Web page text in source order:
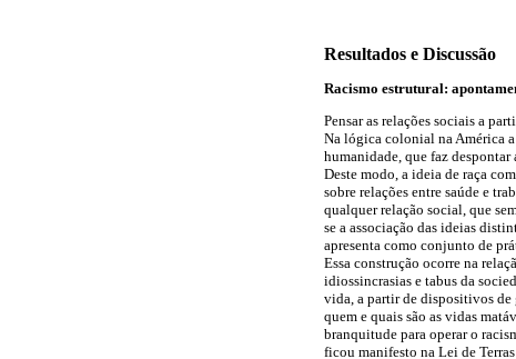
Resultados e Discussão
Racismo estrutural:
Pensar as relações sociais a
Na lógica colonial na América
humanidade, que faz
Deste modo, a ideia de raça
sobre relações entre saúde e
qualquer relação social, que
se a associação das ideias
apresenta como conjunto de
Essa construção ocorre na
idiossincrasias e tabus da
vida, a partir de dispositivos
quem e quais são as vidas
branquitude para operar o
ficou manifesto na Lei de